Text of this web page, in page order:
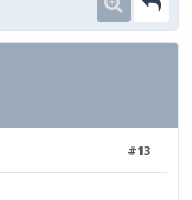
#13